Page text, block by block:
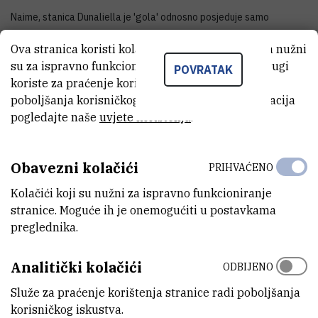
Naime, stanica Dunaliella je 'gola' odnosno posjeduje samo
okolišu. Te se promjene prvo manifestiraju na njenoj vanjskoj
membrani. Svojstva stanične membrane su od presudne važnosti za
istraživanje međupovršinskih procesa te transporta tvari u stanicu
ili iz stanice.
povećane koncentracija kadmija stanice alga brane povećanom
POVRATAK
Ova stranica koristi kolačiće. Neki od tih kolačića nužni
su za ispravno funkcioniranje stranice, dok se drugi
koriste za praćenje korištenja stranice radi
poboljšanja korisničkog iskustva. Za više informacija
pogledajte naše uvjete korištenja.
Obavezni kolačići
Kolačići koji su nužni za ispravno funkcioniranje
stranice. Moguće ih je onemogućiti u postavkama
preglednika.
PRIHVAĆENO
Analitički kolačići
Služe za praćenje korištenja stranice radi poboljšanja
korisničkog iskustva.
ODBIJENO